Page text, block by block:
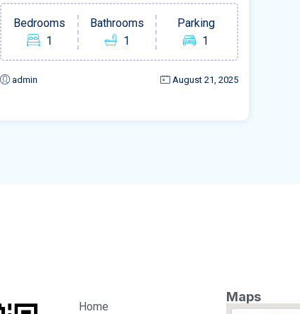
Bedrooms
1
Bathrooms
1
Parking
1
admin August 21, 2025
Home
Maps